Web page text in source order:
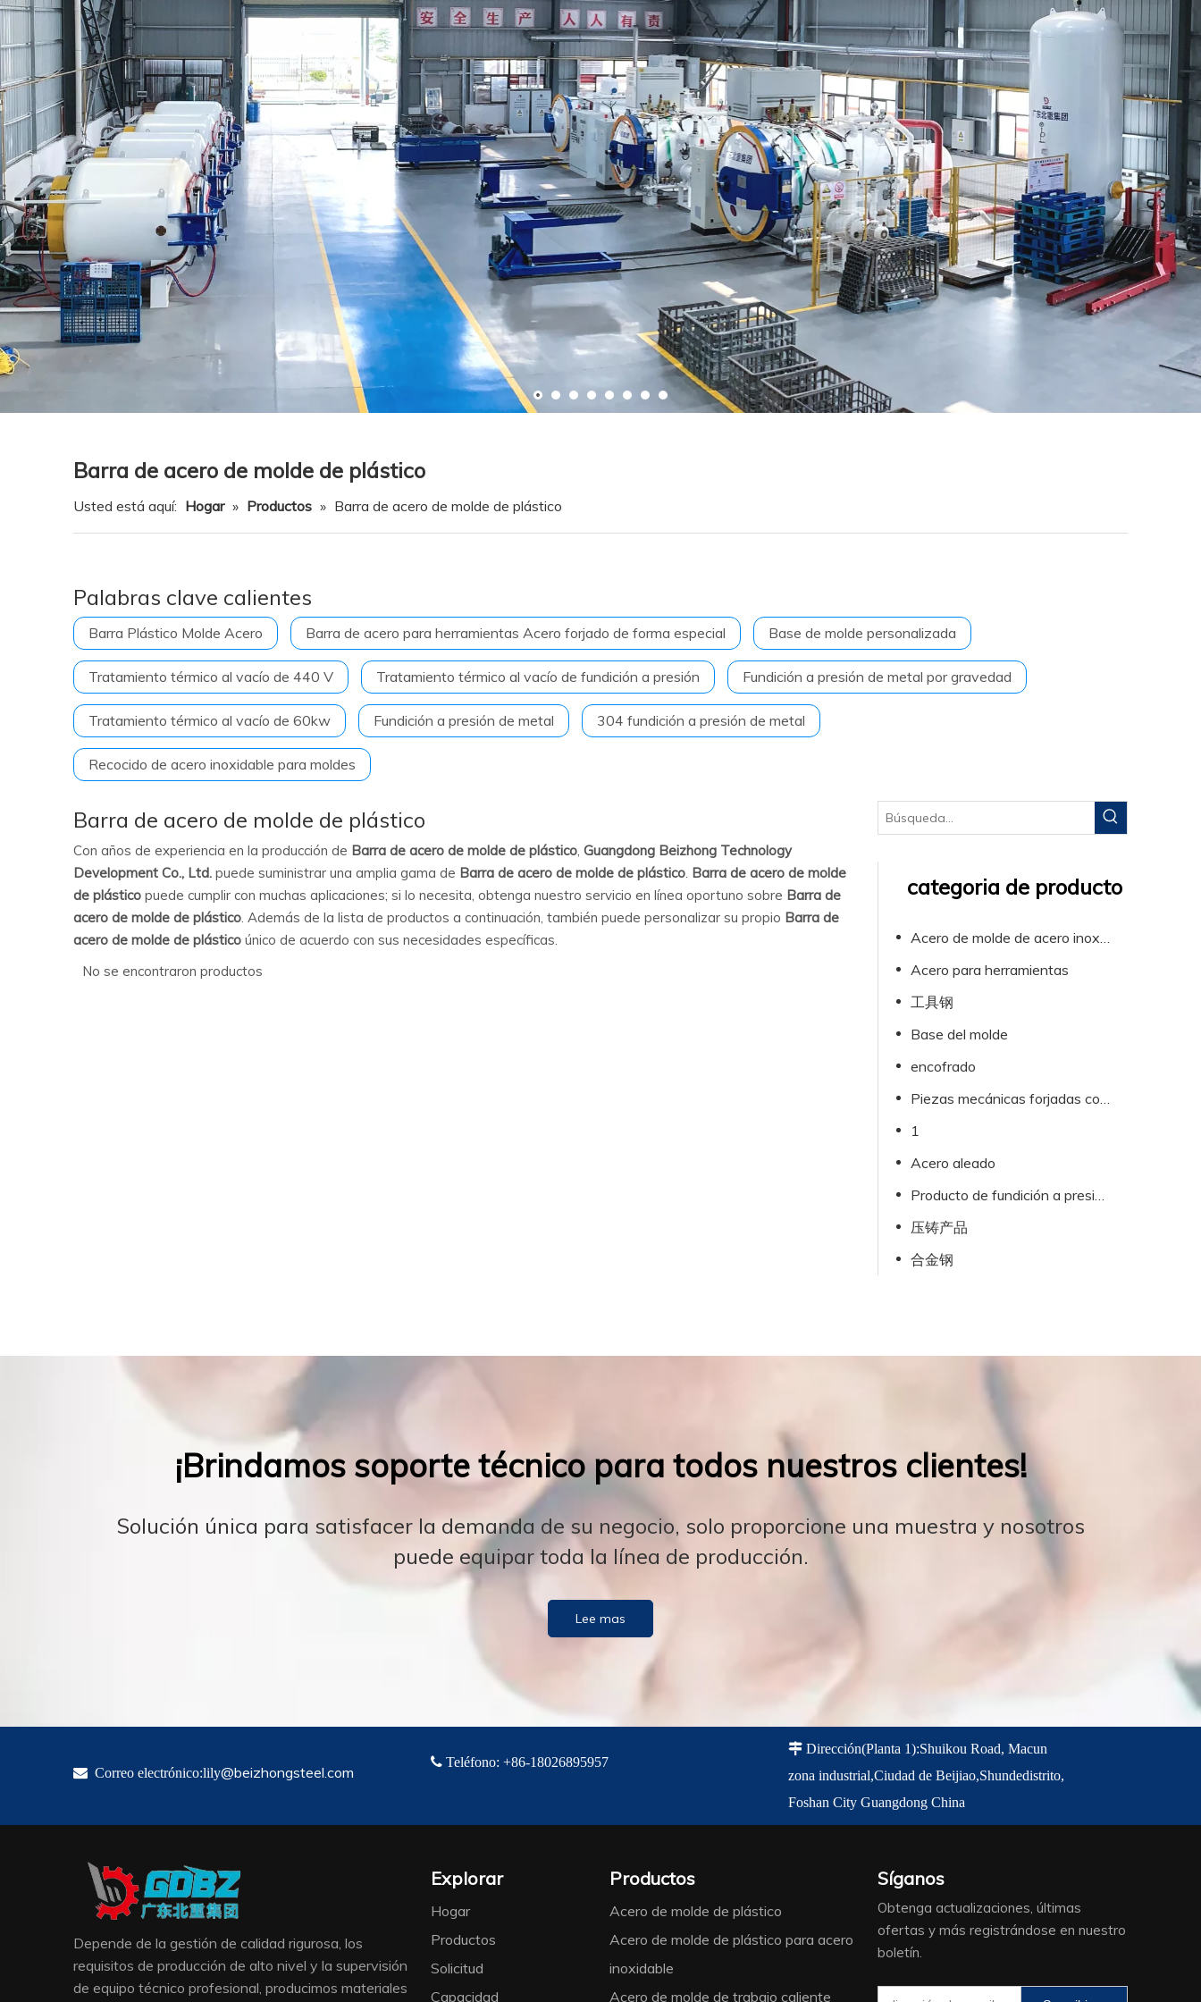
Barra de acero de molde de plástico
Usted está aquí: Hogar » Productos » Barra de acero de molde de plástico
Palabras clave calientes
Barra Plástico Molde Acero Barra de acero para herramientas Acero forjado de forma especial Base de molde personalizada
Tratamiento térmico al vacío de 440 V Tratamiento térmico al vacío de fundición a presión Fundición a presión de metal por gravedad
Tratamiento térmico al vacío de 60kw Fundición a presión de metal 304 fundición a presión de metal
Recocido de acero inoxidable para moldes
Barra de acero de molde de plástico
Con años de experiencia en la producción de Barra de acero de molde de plástico Guangdong Beizhong Technology
Development Co., Ltd. puede suministrar una amplia gama de Barra de acero de molde de plástico Barra de acero de molde
de plástico puede cumplir con muchas aplicaciones; si lo necesita, obtenga nuestro servicio en línea oportuno sobre Barra de
acero de molde de plástico . Además de la lista de productos a continuación, también puede personalizar su propio Barra de
acero de molde de plástico único de acuerdo con sus necesidades específicas.
No se encontraron productos
categoria de producto
Acero para herramientas
工具钢
Base del molde
encofrado
1
Acero aleado
压铸产品
合金钢
¡Brindamos soporte técnico para todos nuestros clientes!
Solución única para satisfacer la demanda de su negocio, solo proporcione una muestra y nosotros
puede equipar toda la línea de producción.
Lee mas
 Correo electrónico:lily@beizhongsteel.com
 Teléfono: +86-18026895957
 Dirección(Planta 1):Shuikou Road, Macun
zona industrial, Ciudad de Beijiao, Shundedistrito,
Foshan City Guangdong China
Depende de la gestión de calidad rigurosa, los
requisitos de producción de alto nivel y la supervisión
de equipo técnico profesional, producimos materiales
Explorar
Hogar
Productos
Solicitud
Capacidad
Productos
Acero de molde de plástico
Acero de molde de plástico para acero
inoxidable
Acero de molde de trabajo caliente
Síganos
Obtenga actualizaciones, últimas
ofertas y más registrándose en nuestro
boletín.